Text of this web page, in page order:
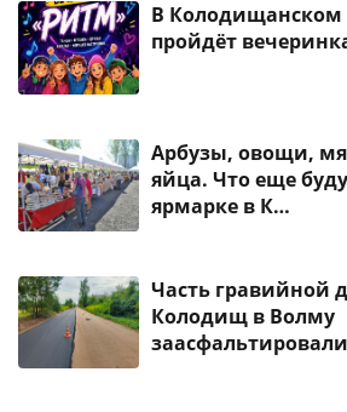
В Колодищанском
пройдёт
Арбузы, овощи,
яйца. Что еще
ярмарке в К…
Часть гравийной
Колодищ в Волму
заасфальтировали